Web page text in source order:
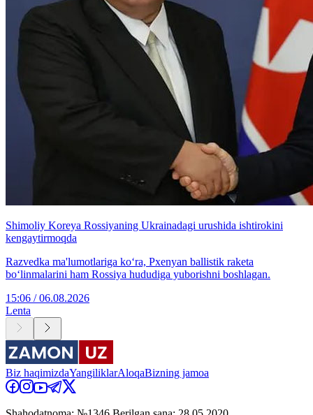
Shimoliy Koreya Rossiyaning Ukrainadagi urushida ishtirokini
kengaytirmoqda
Razvedka ma'lumotlariga ko‘ra, Pxenyan ballistik raketa
bo‘linmalarini ham Rossiya hududiga yuborishni boshlagan.
15:06 / 06.08.2026
Lenta
Biz haqimizdaYangiliklarAloqaBizning jamoa